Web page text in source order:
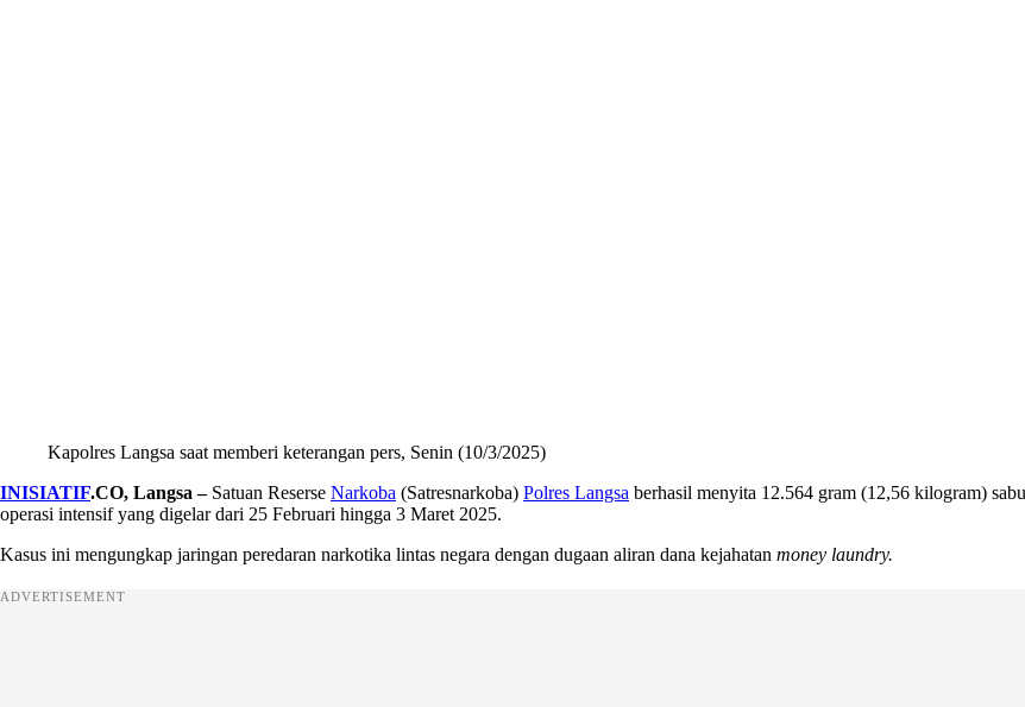
Kapolres Langsa saat memberi keterangan pers, Senin (10/3/2025)
INISIATIF.CO, Langsa –Satuan Reserse Narkoba (Satresnarkoba) Polres Langsa berhasil menyita 12.564 gram (12,56 kilogram)
operasi intensif yang digelar dari 25 Februari hingga 3 Maret 2025.
Kasus ini mengungkap jaringan peredaran narkotika lintas negara dengan dugaan aliran dana kejahatan money laundry.
ADVERTISEMENT